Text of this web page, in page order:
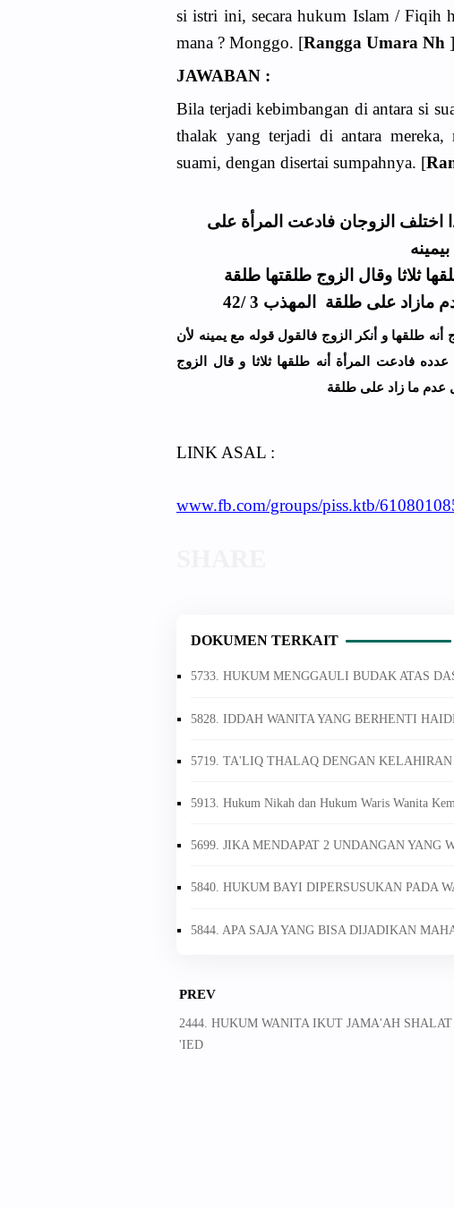
si istri ini, secara hukum Islam / Fiqih
mana ? Monggo. [Rangga Umara Nh
JAWABAN :
Bila terjadi kebimbangan di antara si
thalak yang terjadi di antara mereka,
suami, dengan disertai sumpahnya. [
اختلف الزوجان فادعت المرأة على
ثلاثا وقال الزوج طلقتها طلقة
على طلقة المهذب 3 /42
ﻃﻠﻘﻬﺎ ﻭ ﺃﻧﻜﺮ ﺍﻟﺰﻭﺝ ﻓﺎﻟﻘﻮﻝ ﻗﻮﻟﻪ ﻣﻊ ﻳﻤﻴﻨﻪ ﻷﻥ
ﻓﺎﺩﻋﺖ ﺍﻟﻤﺮﺃﺓ ﺃﻧﻪ ﻃﻠﻘﻬﺎ ﺛﻼﺛﺎ ﻭ ﻗﺎﻝ ﺍﻟﺰﻭﺝ
ﻋﺪﻡ ﻣﺎ ﺯﺍﺩ ﻋﻠﻰ ﻃﻠﻘﺔ
LINK ASAL :
www.fb.com/groups/piss.ktb/
DOKUMEN TERKAIT
5733. HUKUM MENGGAULI BUDAK ATAS
5828. IDDAH WANITA YANG BERHENTI
5719. TA'LIQ THALAQ DENGAN
5913. Hukum Nikah dan Hukum Waris Wanita
5699. JIKA MENDAPAT 2 UNDANGAN YANG
5840. HUKUM BAYI DIPERSUSUKAN PADA
5844. APA SAJA YANG BISA DIJADIKAN
PREV
2444. HUKUM WANITA IKUT JAMA'AH SHALAT
'IED